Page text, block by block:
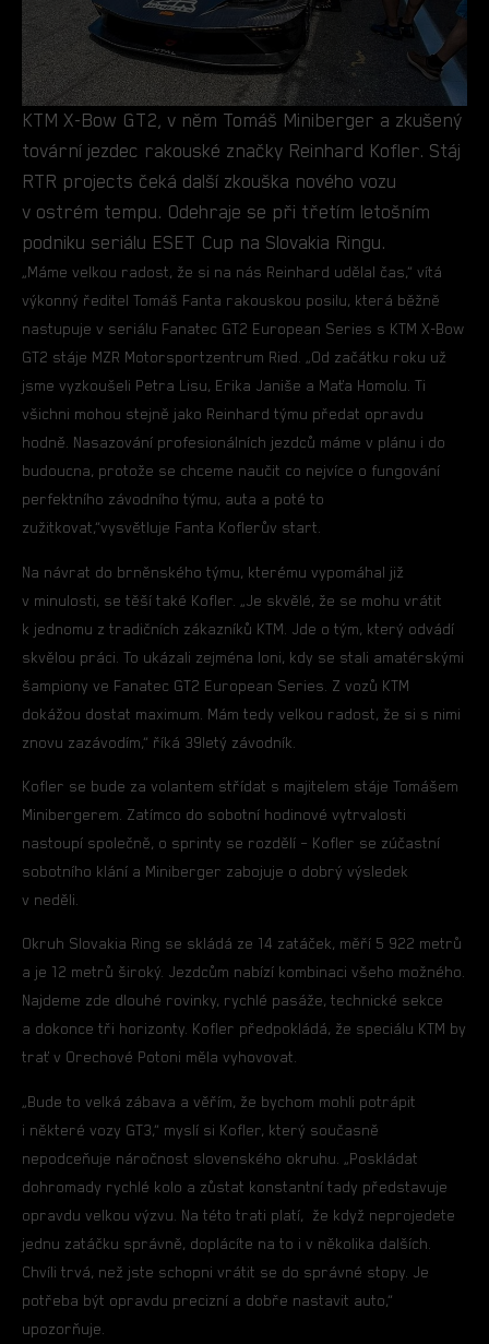
KTM X-Bow GT2, v něm Tomáš Miniberger a zkušený
tovární jezdec rakouské značky Reinhard Kofler. Stáj
RTR projects čeká další zkouška nového vozu
v ostrém tempu. Odehraje se při třetím letošním
podniku seriálu ESET Cup na Slovakia Ringu.
„Máme velkou radost, že si na nás Reinhard udělal čas,“ vítá
výkonný ředitel Tomáš Fanta rakouskou posilu, která běžně
nastupuje v seriálu Fanatec GT2 European Series s KTM X-Bow
GT2 stáje MZR Motorsportzentrum Ried. „Od začátku roku už
jsme vyzkoušeli Petra Lisu, Erika Janiše a Maťa Homolu. Ti
všichni mohou stejně jako Reinhard týmu předat opravdu
hodně. Nasazování profesionálních jezdců máme v plánu i do
budoucna, protože se chceme naučit co nejvíce o fungování
perfektního závodního týmu, auta a poté to
zužitkovat,“vysvětluje Fanta Koflerův start.
Na návrat do brněnského týmu, kterému vypomáhal již
v minulosti, se těší také Kofler. „Je skvělé, že se mohu vrátit
k jednomu z tradičních zákazníků KTM. Jde o tým, který odvádí
skvělou práci. To ukázali zejména loni, kdy se stali amatérskými
šampiony ve Fanatec GT2 European Series. Z vozů KTM
dokážou dostat maximum. Mám tedy velkou radost, že si s nimi
znovu zazávodím,“ říká 39letý závodník.
Kofler se bude za volantem střídat s majitelem stáje Tomášem
Minibergerem. Zatímco do sobotní hodinové vytrvalosti
nastoupí společně, o sprinty se rozdělí – Kofler se zúčastní
sobotního klání a Miniberger zabojuje o dobrý výsledek
v neděli.
Okruh Slovakia Ring se skládá ze 14 zatáček, měří 5 922 metrů
a je 12 metrů široký. Jezdcům nabízí kombinaci všeho možného.
Najdeme zde dlouhé rovinky, rychlé pasáže, technické sekce
a dokonce tři horizonty. Kofler předpokládá, že speciálu KTM by
trať v Orechové Potoni měla vyhovovat.
„Bude to velká zábava a věřím, že bychom mohli potrápit
i některé vozy GT3,“ myslí si Kofler, který současně
nepodceňuje náročnost slovenského okruhu. „Poskládat
dohromady rychlé kolo a zůstat konstantní tady představuje
opravdu velkou výzvu. Na této trati platí, že když neprojedete
jednu zatáčku správně, doplácíte na to i v několika dalších.
Chvíli trvá, než jste schopni vrátit se do správné stopy. Je
potřeba být opravdu precizní a dobře nastavit auto,“
upozorňuje.